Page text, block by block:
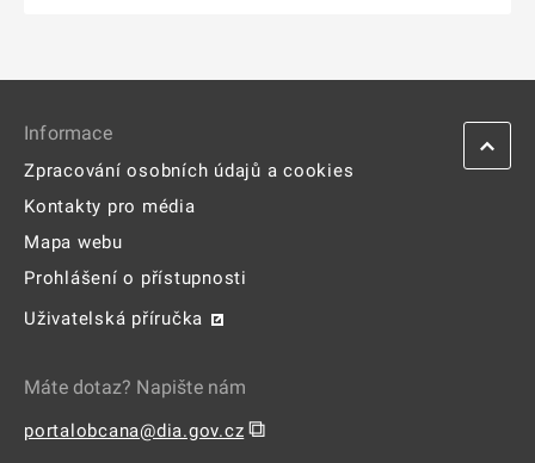
Informace
Zpracování osobních údajů a cookies
Kontakty pro média
Mapa webu
Prohlášení o přístupnosti
Uživatelská příručka
Máte dotaz? Napište nám
portalobcana@dia.gov.cz ⧉